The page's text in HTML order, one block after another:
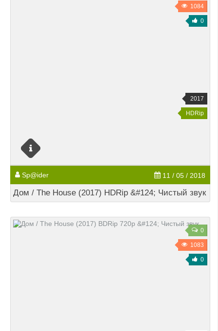
1084
0
2017
HDRip
Sp@ider 11 / 05 / 2018
Дом / The House (2017) HDRip &#124; Чистый звук
0
1083
0